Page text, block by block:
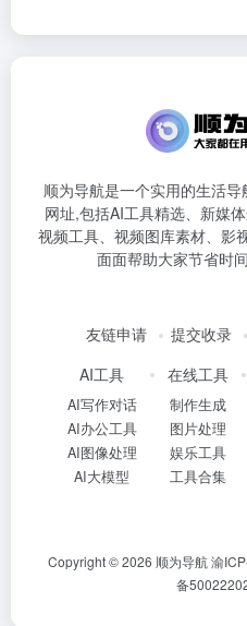
顺为导航是一个实用的生活
网址,包括AI工具精选、新媒
视频工具、视频图库素材、影
面面帮助大家节省时
友链申请 提交收录
AI工具
AI写作对话
AI办公工具
AI图像处理
AI大模型
在线工具
制作生成
图片处理
娱乐工具
工具合集
Copyright © 2026 顺为导航渝
备